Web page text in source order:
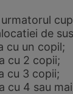
de
cu un copil;
cu 2 copii;
cu 3 copii;
cu 4 sau